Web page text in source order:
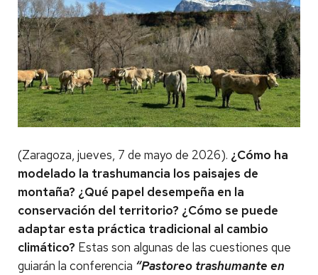
(Zaragoza, jueves, 7 de mayo de 2026). ¿Cómo ha
modelado la trashumancia los paisajes de
montaña? ¿Qué papel desempeña en la
conservación del territorio? ¿Cómo se puede
adaptar esta práctica tradicional al cambio
climático? Estas son algunas de las cuestiones que
guiarán la conferencia “Pastoreo trashumante en